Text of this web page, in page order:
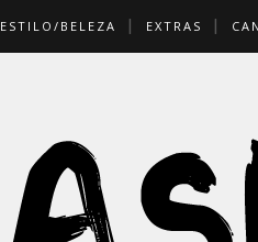
ESTILO/BELEZA EXTRAS